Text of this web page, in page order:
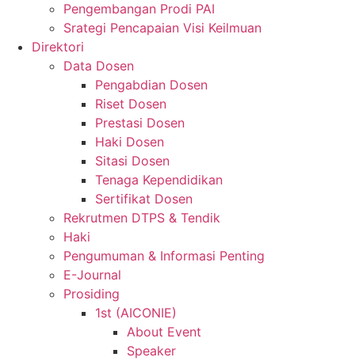
Pengembangan Prodi PAI
Srategi Pencapaian Visi Keilmuan
Direktori
Data Dosen
Pengabdian Dosen
Riset Dosen
Prestasi Dosen
Haki Dosen
Sitasi Dosen
Tenaga Kependidikan
Sertifikat Dosen
Rekrutmen DTPS & Tendik
Haki
Pengumuman & Informasi Penting
E-Journal
Prosiding
1st (AICONIE)
About Event
Speaker